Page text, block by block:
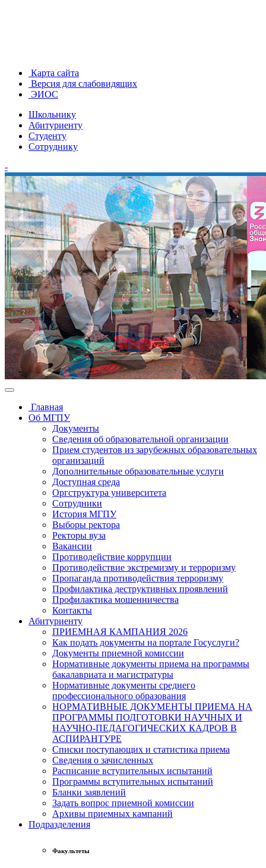
Карта сайта
Версия для слабовидящих
ЭИОС
Школьнику
Абитуриенту
Студенту
Сотруднику
-
Главная
Об МГПУ
Документы
Сведения об образовательной организации
Прием студентов из зарубежных образовательных
организаций
Дополнительные образовательные услуги
Доступная среда
Оргструктура университета
Сотрудники
История МГПУ
Выборы ректора
Ректоры вуза
Вакансии
Противодействие коррупции
Противодействие экстремизму и терроризму
Пропаганда противодействия терроризму
Профилактика деструктивных проявлений
Профилактика мошенничества
Контакты
Абитуриенту
ПРИЕМНАЯ КАМПАНИЯ 2026
Как подать документы на портале Госуслуги?
Документы приемной комиссии
Нормативные документы приема на программы
бакалавриата и магистратуры
Нормативные документы среднего
профессионального образования
НОРМАТИВНЫЕ ДОКУМЕНТЫ ПРИЕМА НА
ПРОГРАММЫ ПОДГОТОВКИ НАУЧНЫХ И
НАУЧНО-ПЕДАГОГИЧЕСКИХ КАДРОВ В
АСПИРАНТУРЕ
Списки поступающих и статистика приема
Сведения о зачисленных
Расписание вступительных испытаний
Программы вступительных испытаний
Бланки заявлений
Задать вопрос приемной комиссии
Архивы приемных кампаний
Подразделения
Факультеты